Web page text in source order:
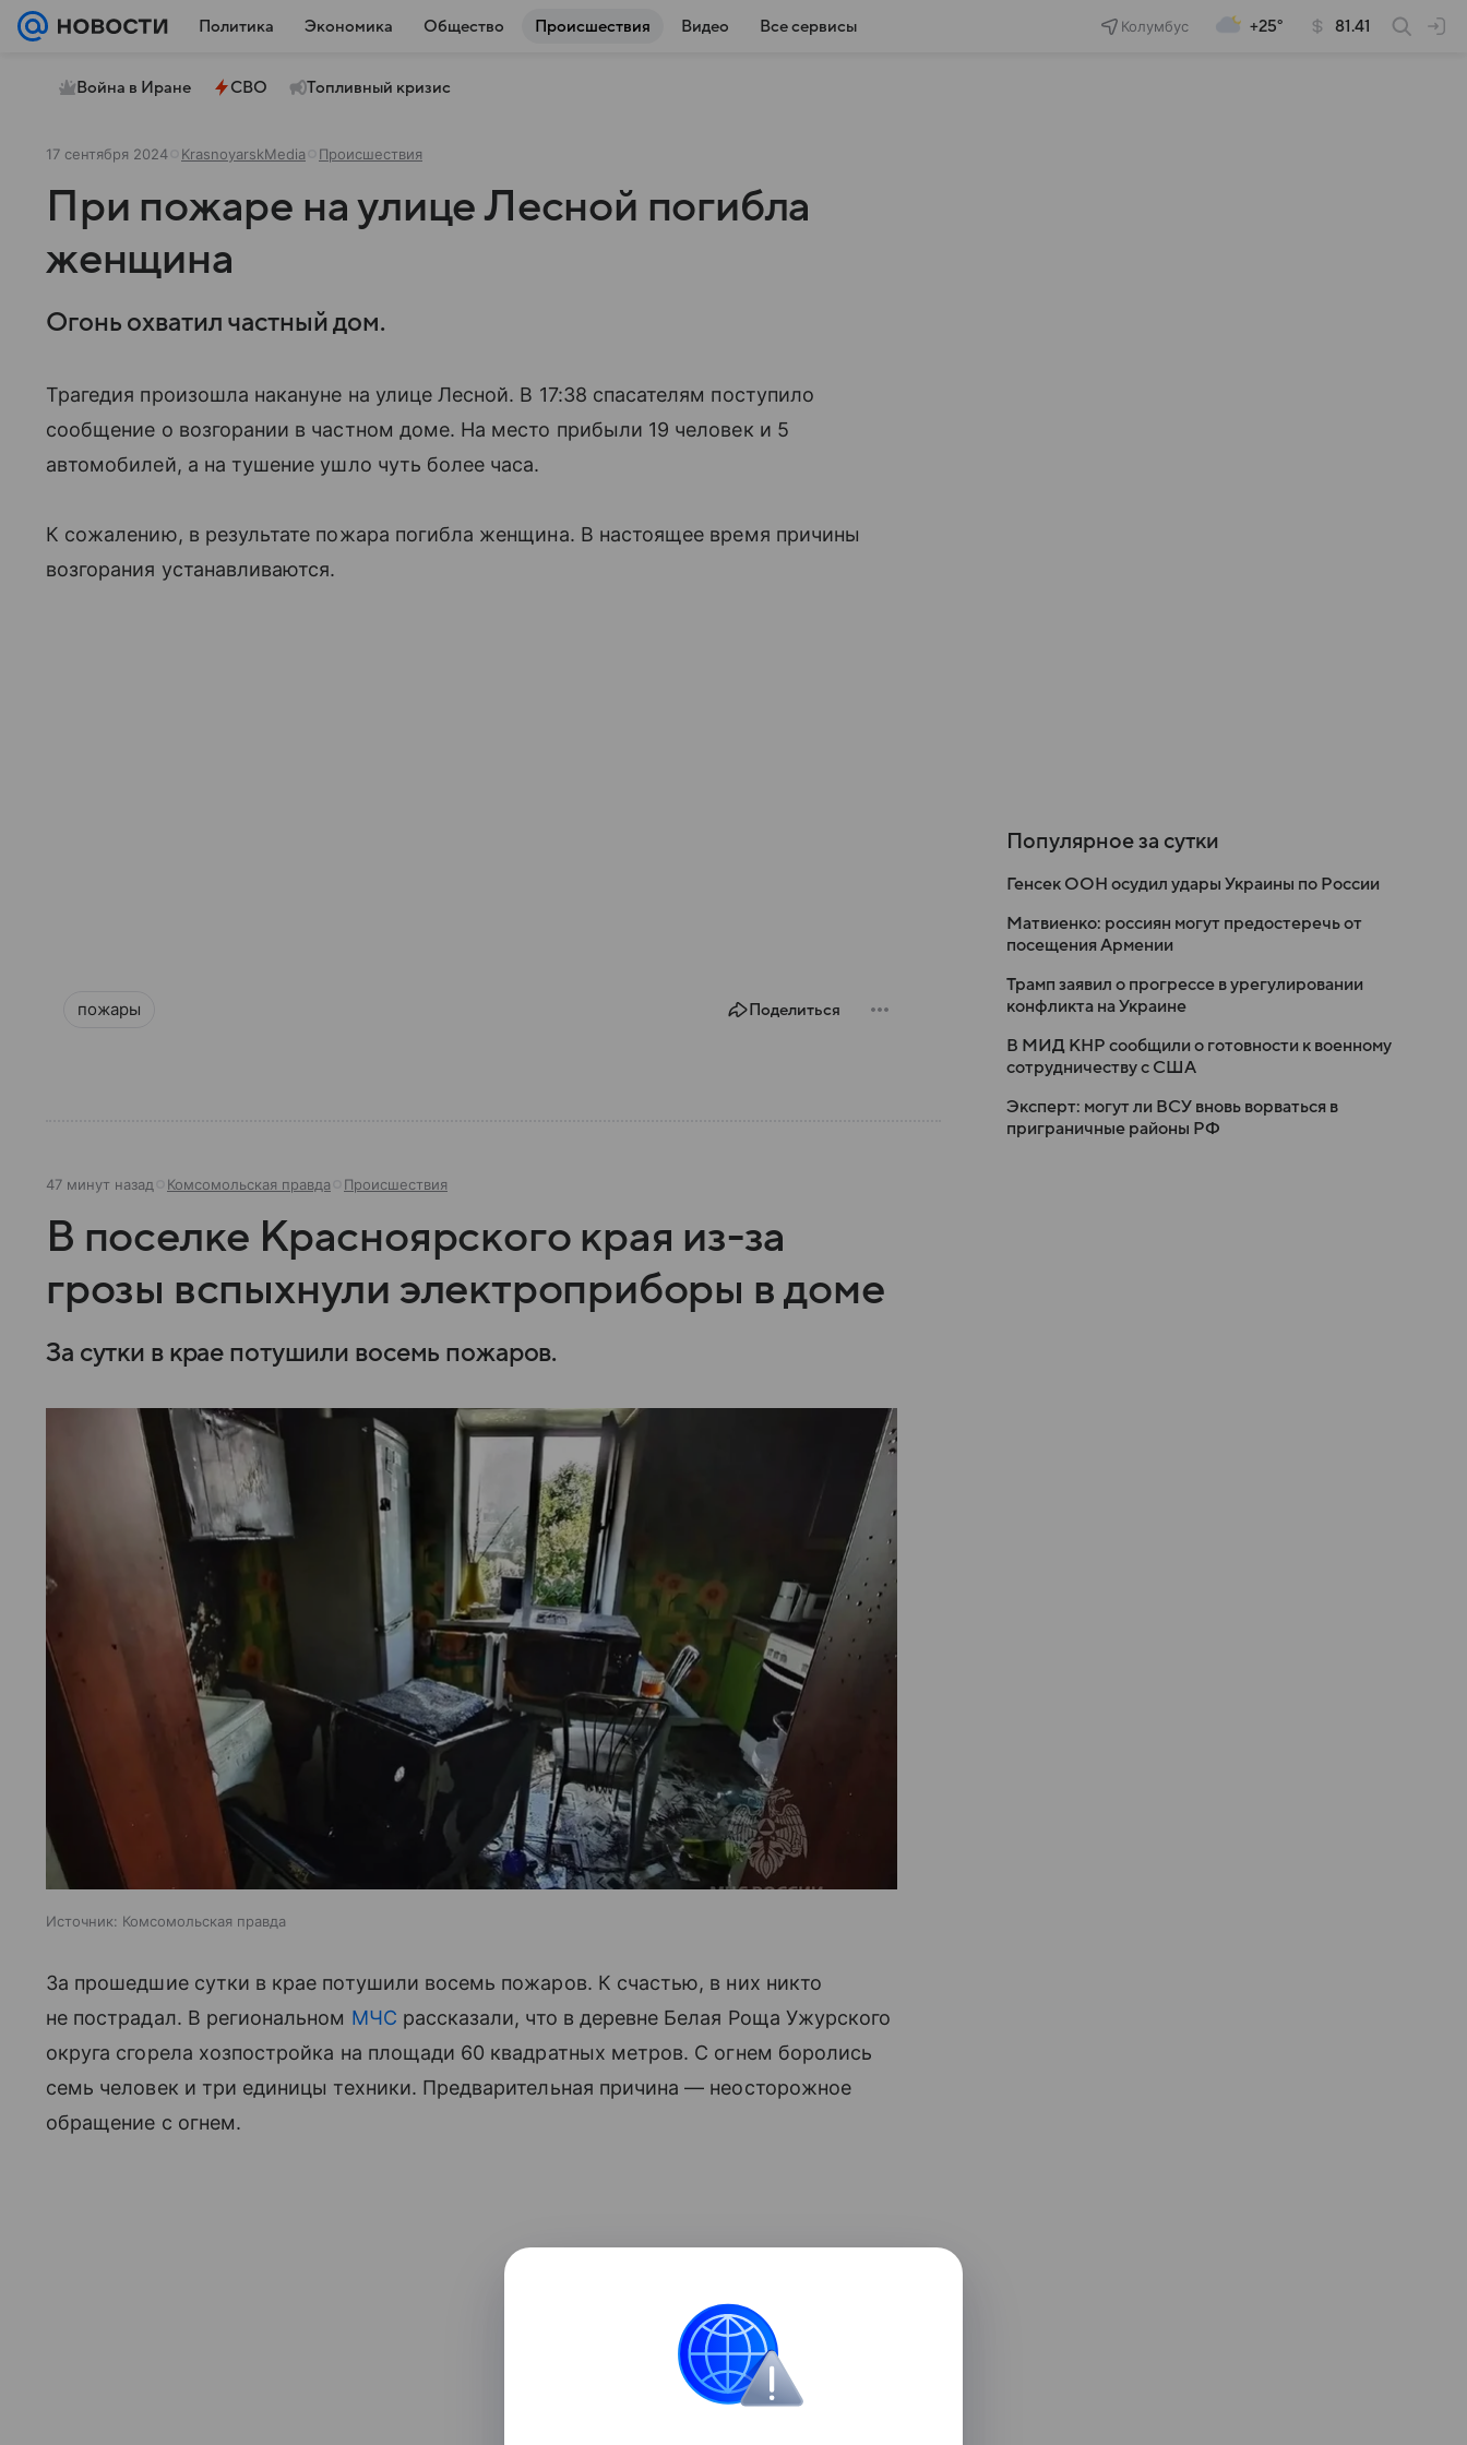
Политика Экономика Общество Происшествия Видео Все сервисы Колумбус +25° 81.41
Война в Иране СВО Топливный кризис
17 сентября 2024 KrasnoyarskMedia Происшествия
При пожаре на улице Лесной погибла
женщина
Огонь охватил частный дом.
Трагедия произошла накануне на улице Лесной. В 17:38 спасателям поступило
сообщение о возгорании в частном доме. На место прибыли 19 человек и 5
автомобилей, а на тушение ушло чуть более часа.
К сожалению, в результате пожара погибла женщина. В настоящее время причины
возгорания устанавливаются.
пожары Поделиться
48 минут назад Комсомольская правда Происшествия
В поселке Красноярского края из-за
грозы вспыхнули электроприборы в доме
За сутки в крае потушили восемь пожаров.
Источник: Комсомольская правда
За прошедшие сутки в крае потушили восемь пожаров. К счастью, в них никто
не пострадал. В региональном МЧС рассказали, что в деревне Белая Роща Ужурского
округа сгорела хозпостройка на площади 60 квадратных метров. С огнем боролись
семь человек и три единицы техники. Предварительная причина — неосторожное
обращение с огнем.
Популярное за сутки
Генсек ООН осудил удары Украины по России
Матвиенко: россиян могут предостеречь от
посещения Армении
Трамп заявил о прогрессе в урегулировании
конфликта на Украине
В МИД КНР сообщили о готовности к военному
сотрудничеству с США
Эксперт: могут ли ВСУ вновь ворваться в
приграничные районы РФ